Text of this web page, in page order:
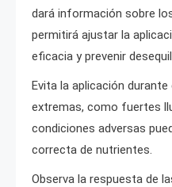
dará información sobre
permitirá ajustar la
eficacia y prevenir
Evita la aplicación
extremas, como fuertes
condiciones adversas
correcta de nutrientes.
Observa la respuesta de